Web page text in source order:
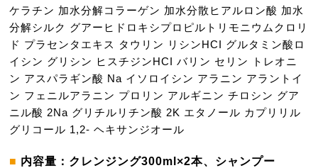
ケラチン 加水分解コラーゲン 加水分散ヒアルロン酸 加水
分解シルク グアーヒドロキシプロピルトリモニウムクロリ
ド プラセンタエキス タウリン リシンHCI グルタミン酸 ロ
イシン グリシン ヒスチジンHCI バリン セリン
トレオニ
ン アスパラギン酸 Na イソロイシン アラニン アラントイ
ン フェニルアラニン プロリン アルギニン チロシン グア
ニル酸 2Na グリチルリチン酸 2K エタノール カプリリル
グリコール 1,2- ヘキサンジオール
内容量：クレンジング300ml×2本、シャンプー